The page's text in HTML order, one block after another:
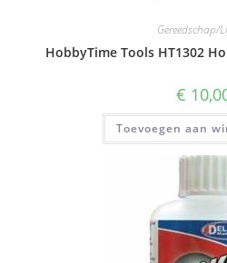
Gereedschap/
HobbyTime Tools HT1302
€
Toevoegen aan